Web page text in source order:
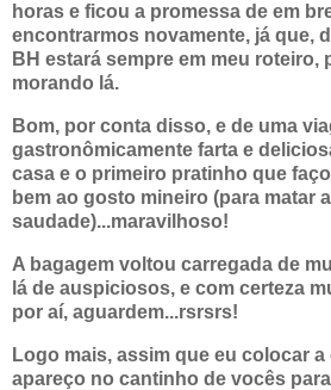
horas e ficou a promessa de em
encontrarmos novamente, já que,
BH estará sempre em meu roteiro,
morando lá.
Bom, por conta disso, e de uma
gastronômicamente farta e
casa e o primeiro pratinho que
bem ao gosto mineiro (para matar a
saudade)...maravilhoso!
A bagagem voltou carregada de
lá de auspiciosos, e com certeza
por aí, aguardem...rsrsrs!
Logo mais, assim que eu colocar
apareço no cantinho de vocês